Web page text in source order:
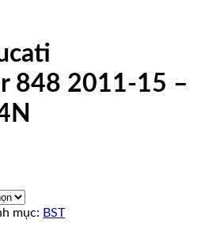
848 2011-15 –
mục: BST